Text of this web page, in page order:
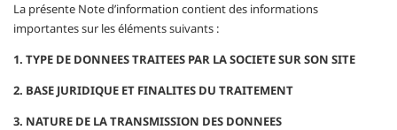
La présente Note d’information contient des informations
importantes sur les éléments suivants :
1. TYPE DE DONNEES TRAITEES PAR LA SOCIETE SUR SON SITE
2. BASE JURIDIQUE ET FINALITES DU TRAITEMENT
3. NATURE DE LA TRANSMISSION DES DONNEES